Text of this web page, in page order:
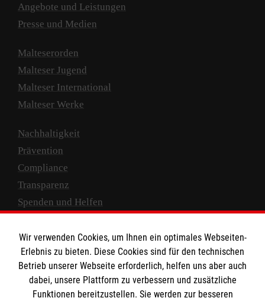
Angebote und Leistungen
Presse und Medien
Malteserorden
Malteser Jugend
Malteser International
Malteser Werke
Nachhaltigkeit
Prävention
Compliance
Transparenz
Spenden und Helfen
Empfänger: Malteser Hilfsdienst e.V.
IBAN: DE10 3706 0120 1201 2000 12
BIC: GENODED 1PA7
Wir verwenden Cookies, um Ihnen ein optimales Webseiten-
Erlebnis zu bieten. Diese Cookies sind für den technischen
Betrieb unserer Webseite erforderlich, helfen uns aber auch
dabei, unsere Plattform zu verbessern und zusätzliche
Funktionen bereitzustellen. Sie werden zur besseren